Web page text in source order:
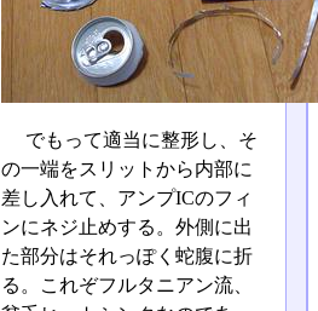
でもって適当に整形し、そ
の一端をスリットから内部に
差し入れて、アンプICのフィ
ンにネジ止めする。外側に出
た部分はそれっぽく蛇腹に折
る。これぞフルタニアン流、